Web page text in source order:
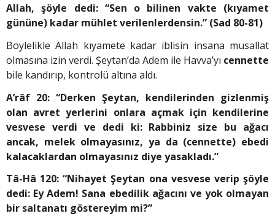
Allah, şöyle dedi: “Sen o bilinen vakte (kıyamet
gününe) kadar mühlet verilenlerdensin.” (Sad 80-81)
Böylelikle Allah kıyamete kadar iblisin insana musallat
olmasına izin verdi. Şeytan’da Adem ile Havva’yı cennette
bile kandırıp, kontrolü altına aldı.
A’râf 20: “Derken Şeytan, kendilerinden giz­lenmiş
olan avret yerlerini onlara açmak için kendilerine
vesvese verdi ve dedi ki: Rabbiniz size bu ağacı
ancak, melek olmayasınız, ya da (cennette) ebedi
kalacaklardan olmayasınız diye yasakladı.”
Tâ-Hâ 120: “Nihayet Şeytan ona vesvese verip şöyle
dedi: Ey Adem! Sana ebedilik ağacını ve yok olmayan
bir saltanatı göstereyim mi?”